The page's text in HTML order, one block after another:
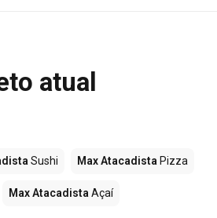
atual
Sushi Max Atacadista Pizza
Max Atacadista Açaí